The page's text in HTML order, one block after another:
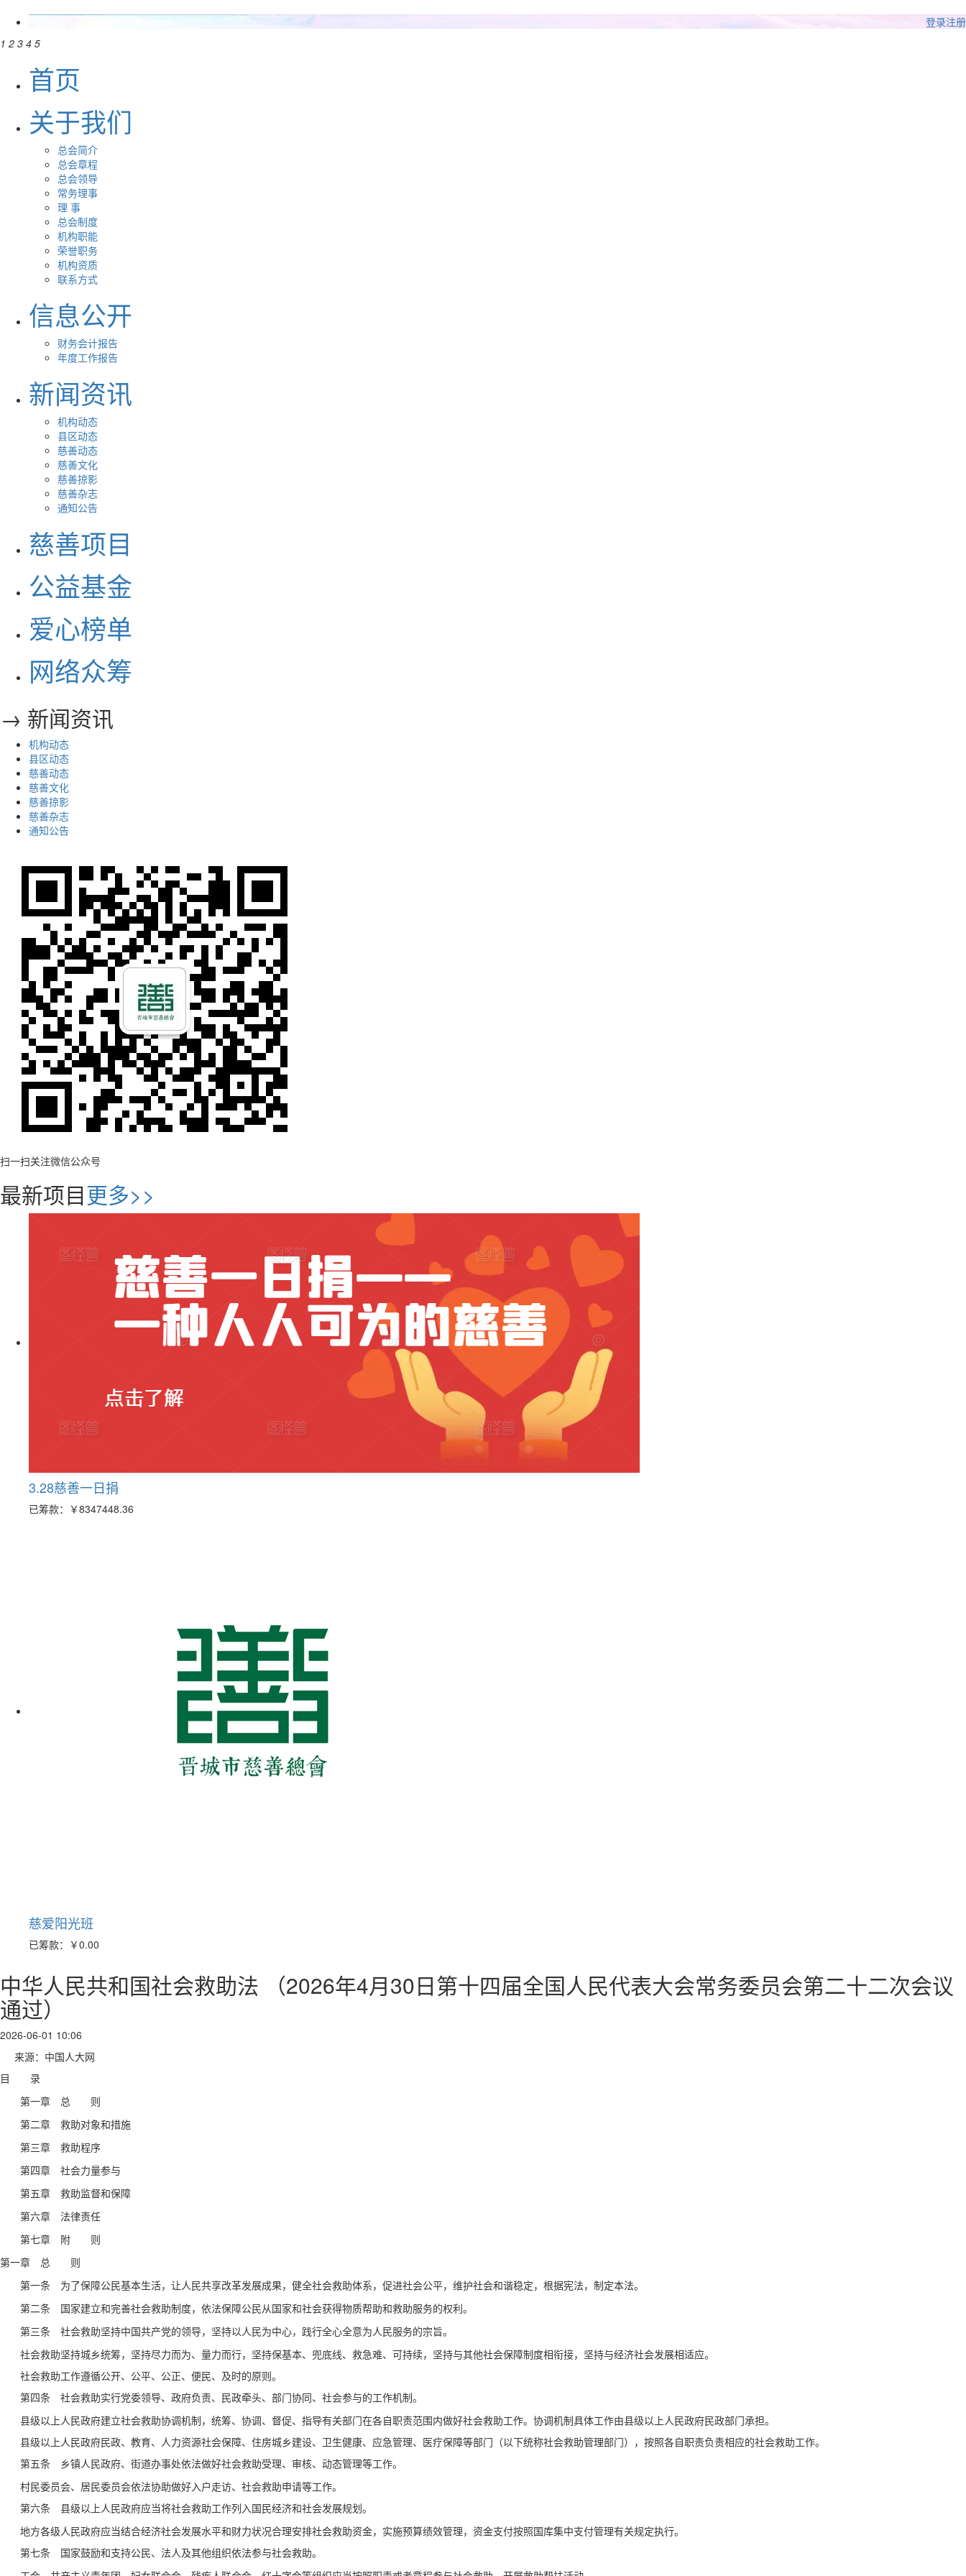
登录注册
1 2 3 4 5
首页
关于我们
总会简介
总会章程
总会领导
常务理事
理 事
总会制度
机构职能
荣誉职务
机构资质
联系方式
信息公开
财务会计报告
年度工作报告
新闻资讯
机构动态
县区动态
慈善动态
慈善文化
慈善掠影
慈善杂志
通知公告
慈善项目
公益基金
爱心榜单
网络众筹
→ 新闻资讯
机构动态
县区动态
慈善动态
慈善文化
慈善掠影
慈善杂志
通知公告
扫一扫关注微信公众号
最新项目更多>>
3.28慈善一日捐
已筹款： ￥8347448.36
慈爱阳光班
已筹款： ￥0.00
中华人民共和国社会救助法 （2026年4月30日第十四届全国人民代表大会常务委员会第二十二次会议
通过）
2026-06-01 10:06
来源：中国人大网
目 录
第一章 总 则
第二章 救助对象和措施
第三章 救助程序
第四章 社会力量参与
第五章 救助监督和保障
第六章 法律责任
第七章 附 则
第一章 总 则
第一条 为了保障公民基本生活，让人民共享改革发展成果，健全社会救助体系，促进社会公平，维护社会和谐稳定，根据宪法，制定本法。
第二条 国家建立和完善社会救助制度，依法保障公民从国家和社会获得物质帮助和救助服务的权利。
第三条
社会救助坚持中国共产党的领导，坚持以人民为中心，践行全心全意为人民服务的宗旨。
社会救助坚持城乡统筹，坚持尽力而为、量力而行，坚持保基本、兜底线、救急难、可持续，坚持与其他社会保障制度相衔接，坚持与经济社会发展相适应。
社会救助工作遵循公开、公平、公正、便民、及时的原则。
第四条
社会救助实行党委领导、政府负责、民政牵头、部门协同、社会参与的工作机制。
县级以上人民政府建立社会救助协调机制，统筹、协调、督促、指导有关部门在各自职责范围内做好社会救助工作。协调机制具体工作由县级以上人民政府民政部门承担。
县级以上人民政府民政、教育、人力资源社会保障、住房城乡建设、卫生健康、应急管理、医疗保障等部门（以下统称社会救助管理部门），按照各自职责负责相应的社会救助工作。
第五条
乡镇人民政府、街道办事处依法做好社会救助受理、审核、动态管理等工作。
村民委员会、居民委员会依法协助做好入户走访、社会救助申请等工作。
第六条
县级以上人民政府应当将社会救助工作列入国民经济和社会发展规划。
地方各级人民政府应当结合经济社会发展水平和财力状况合理安排社会救助资金，实施预算绩效管理，资金支付按照国库集中支付管理有关规定执行。
第七条
国家鼓励和支持公民、法人及其他组织依法参与社会救助。